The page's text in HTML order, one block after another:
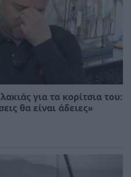
για τα κορίτσια του:
θα είναι άδειες»